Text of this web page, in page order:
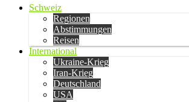
Schweiz
Regionen
Abstimmungen
Reisen
International
Ukraine-Krieg
Iran-Krieg
Deutschland
USA